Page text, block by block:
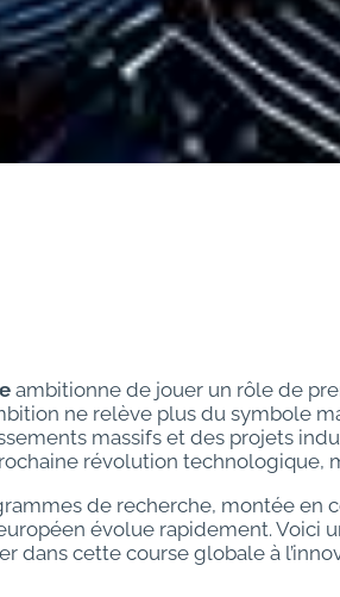
ambitionne de jouer un rôle de
ne relève plus du symbole
massifs et des projets
révolution technologique,
de recherche, montée en
évolue rapidement. Voici
dans cette course globale à